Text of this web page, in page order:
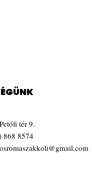
tér 9.
868 8574